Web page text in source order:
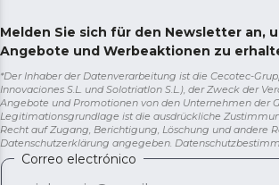
Melden Sie sich für den Newsletter an,
Angebote und Werbeaktionen zu
*Der Inhaber der Datenverarbeitung ist die Cecotec-
Innovaciones S.L. und Solotriatlon S.L.), der Zweck der
Angebote und Promotionen von den Unternehmen der
Legitimationsgrundlage ist die ausdrückliche
Recht auf Zugang, Berichtigung, Löschung und andere
Datenschutzerklärung angegeben.
Correo electrónico